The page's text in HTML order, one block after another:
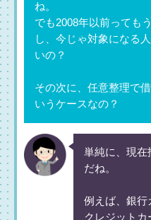
ね。
でも2008年以前っても
し、今じゃ対象になる
いの？
その次に、任意整理で
いうケースなの？
単純に、現在
だね。
例えば、銀行
クレジットカ